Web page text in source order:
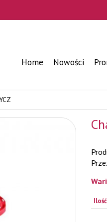
Home Nowości
Ilość